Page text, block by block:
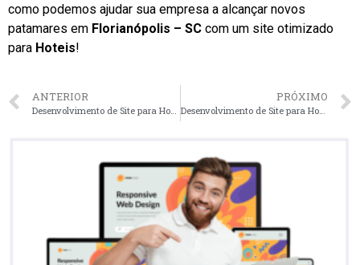
como podemos ajudar sua empresa a alcançar novos
patamares em Florianópolis – SC com um site otimizado
para Hoteis!
ANTERIOR PRÓXIMO
Desenvolvimento de Site para Hoteis em Brasília – DF faça seu orçamento